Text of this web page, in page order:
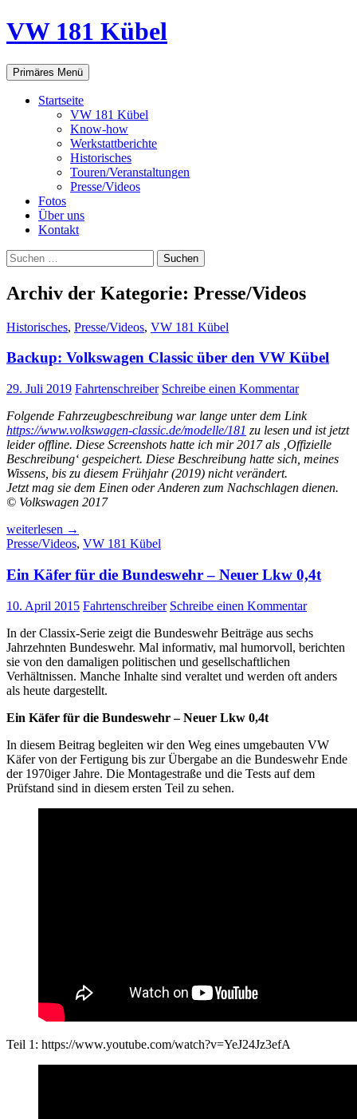
VW 181 Kübel
Suchen
Primäres Menü Springe
zum
Startseite
VW 181 Kübel
Know-how
Werkstattberichte
Historisches
Touren/Veranstaltungen
Presse/Videos
Fotos
Über uns
Kontakt
Suchen
nach:
Archiv der Kategorie: Presse/Videos
Historisches, Presse/Videos, VW 181 Kübel
Backup: Volkswagen Classic über den VW Kübel
29. Juli 2019 Fahrtenschreiber Schreibe einen Kommentar
Folgende Fahrzeugbeschreibung war lange unter dem Link
https://www.volkswagen-classic.de/modelle/181 zu lesen und ist jetzt
leider offline. Diese Screenshots hatte ich mir 2017 als ‚Offizielle
Beschreibung‘ gespeichert. Diese Beschreibung hatte sich, meines
Wissens, bis zu diesem Frühjahr (2019) nicht verändert.
Jetzt mag sie dem Einen oder Anderen zum Nachschlagen dienen.
© Volkswagen 2017
Backup:
Volkswagen
über
den
VW
Kübel
weiterlesen →
Presse/Videos, VW 181 Kübel
Ein Käfer für die Bundeswehr – Neuer Lkw 0,4t
10. April 2015 Fahrtenschreiber Schreibe einen Kommentar
In der Classix-Serie zeigt die Bundeswehr Beiträge aus sechs
Jahrzehnten Bundeswehr. Mal informativ, mal humorvoll, berichten
sie von den damaligen politischen und gesellschaftlichen
Verhältnissen. Manche Inhalte sind veraltet und werden oft anders
als heute dargestellt.
Ein Käfer für die Bundeswehr – Neuer Lkw 0,4t
In diesem Beitrag begleiten wir den Weg eines umgebauten VW
Käfer von der Fertigung bis zur Übergabe an die Bundeswehr Ende
der 1970iger Jahre. Die Montagestraße und die Tests auf dem
Prüfstand sind in diesem ersten Teil zu sehen.
Teil 1: https://www.youtube.com/watch?v=YeJ24Jz3efA